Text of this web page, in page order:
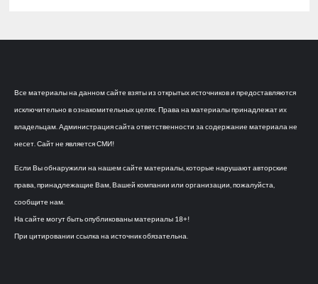
Все материалы на данном сайте взяты из открытых источников и предоставляются
исключительно в ознакомительных целях. Права на материалы принадлежат их
владельцам. Администрация сайта ответственности за содержание материала не
несет. Сайт не является СМИ!
Если Вы обнаружили на нашем сайте материалы, которые нарушают авторские
права, принадлежащие Вам, Вашей компании или организации, пожалуйста,
сообщите нам.
На сайте могут быть опубликованы материалы 18+!
При цитировании ссылка на источник обязательна.